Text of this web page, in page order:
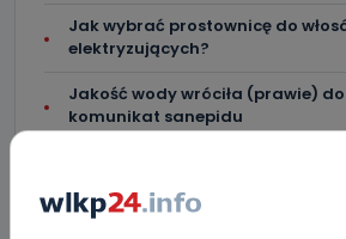
Jak wybrać prostownicę do
elektryzujących?
Jakość wody wróciła (prawie)
komunikat sanepidu